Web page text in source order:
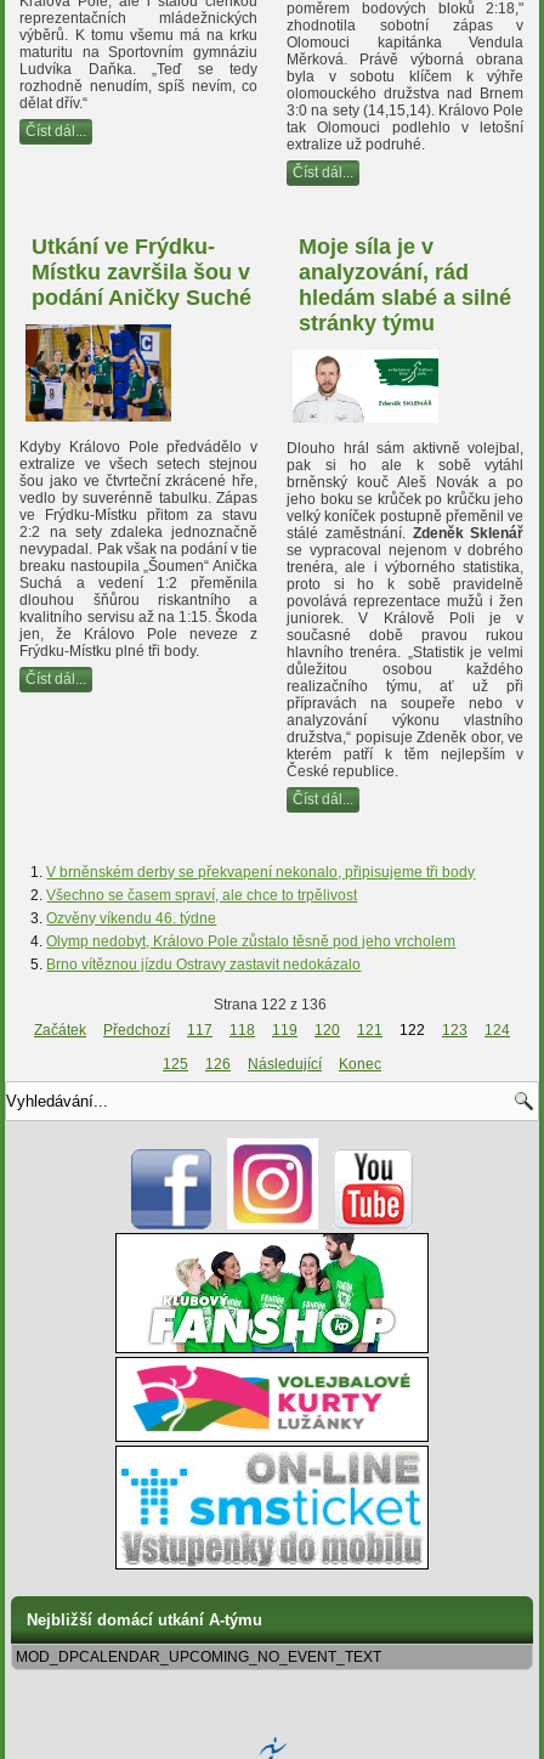
reprezentačních mládežnických
výběrů. K tomu všemu má na krku
maturitu na Sportovním gymnáziu
Ludvíka Daňka. „Teď se tedy
rozhodně nenudím, spíš nevím, co
dělat dřív.“
Číst dál...
poměrem bodových bloků 2:18,"
zhodnotila sobotní zápas v
Olomouci kapitánka Vendula
Měrková. Právě výborná obrana
byla v sobotu klíčem k výhře
olomouckého družstva nad Brnem
3:0 na sety (14,15,14). Královo Pole
tak Olomouci podlehlo v letošní
extralize už podruhé.
Číst dál...
Utkání ve Frýdku-
Místku završila šou v
podání Aničky Suché
Kdyby Královo Pole předvádělo v
extralize ve všech setech stejnou
šou jako ve čtvrteční zkrácené hře,
vedlo by suverénně tabulku. Zápas
ve Frýdku-Místku přitom za stavu
2:2 na sety zdaleka jednoznačně
nevypadal. Pak však na podání v tie
breaku nastoupila „Šoumen“ Anička
Suchá a vedení 1:2 přeměnila
dlouhou šňůrou riskantního a
kvalitního servisu až na 1:15. Škoda
jen, že Královo Pole neveze z
Frýdku-Místku plné tři body.
Číst dál...
Moje síla je v
analyzování, rád
hledám slabé a silné
stránky týmu
Dlouho hrál sám aktivně volejbal,
pak si ho ale k sobě vytáhl
brněnský kouč Aleš Novák a po
jeho boku se krůček po krůčku jeho
velký koníček postupně přeměnil ve
stálé zaměstnání. Zdeněk Sklenář
se vypracoval nejenom v dobrého
trenéra, ale i výborného statistika,
proto si ho k sobě pravidelně
povolává reprezentace mužů i žen
juniorek. V Králově Poli je v
současné době pravou rukou
hlavního trenéra. „Statistik je velmi
důležitou osobou každého
realizačního týmu, ať už při
přípravách na soupeře nebo v
analyzování výkonu vlastního
družstva,“ popisuje Zdeněk obor, ve
kterém patří k těm nejlepším v
České republice.
Číst dál...
V brněnském derby se překvapení nekonalo, připisujeme tři body
Všechno se časem spraví, ale chce to trpělivost
Ozvěny víkendu 46. týdne
Olymp nedobyt, Královo Pole zůstalo těsně pod jeho vrcholem
Brno vítěznou jízdu Ostravy zastavit nedokázalo
Strana 122 z 136
Začátek
Předchozí 117 118 119 120 121 122 123
124
125
126 Následující Konec
Nejbližší domácí utkání A-týmu
MOD_DPCALENDAR_UPCOMING_NO_EVENT_TEXT